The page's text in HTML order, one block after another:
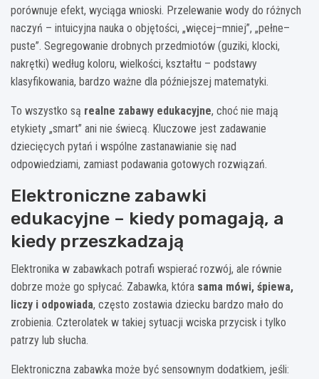
porównuje efekt, wyciąga wnioski. Przelewanie wody do różnych
naczyń – intuicyjna nauka o objętości, „więcej–mniej”, „pełne–
puste”. Segregowanie drobnych przedmiotów (guziki, klocki,
nakrętki) według koloru, wielkości, kształtu – podstawy
klasyfikowania, bardzo ważne dla późniejszej matematyki.
To wszystko są realne zabawy edukacyjne, choć nie mają
etykiety „smart” ani nie świecą. Kluczowe jest zadawanie
dziecięcych pytań i wspólne zastanawianie się nad
odpowiedziami, zamiast podawania gotowych rozwiązań.
Elektroniczne zabawki
edukacyjne – kiedy pomagają, a
kiedy przeszkadzają
Elektronika w zabawkach potrafi wspierać rozwój, ale równie
dobrze może go spłycać. Zabawka, która sama mówi, śpiewa,
liczy i odpowiada, często zostawia dziecku bardzo mało do
zrobienia. Czterolatek w takiej sytuacji wciska przycisk i tylko
patrzy lub słucha.
Elektroniczna zabawka może być sensownym dodatkiem, jeśli: